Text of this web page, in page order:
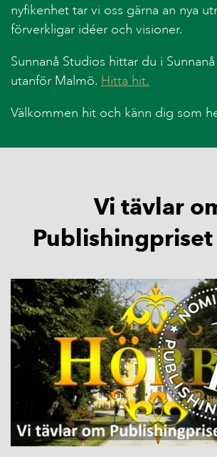
nyfikenhet tar vi oss gärna an nya
förverkligar idéer och visioner.
Sunnanå Studios hittar du i
utanför Malmö. Hitta hit.
Välkommen hit och känn dig som
Vi tävlar